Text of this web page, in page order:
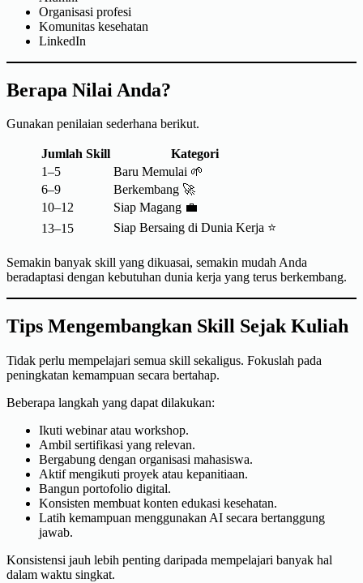
Organisasi profesi
Komunitas kesehatan
LinkedIn
Berapa Nilai Anda?
Gunakan penilaian sederhana berikut.
Jumlah Skill
Kategori
1–5
Baru Memulai 🌱
6–9
Berkembang 🚀
10–12
Siap Magang 💼
13–15
Siap Bersaing di Dunia Kerja ⭐
Semakin banyak skill yang dikuasai, semakin mudah Anda
beradaptasi dengan kebutuhan dunia kerja yang terus berkembang.
Tips Mengembangkan Skill Sejak Kuliah
Tidak perlu mempelajari semua skill sekaligus. Fokuslah pada
peningkatan kemampuan secara bertahap.
Beberapa langkah yang dapat dilakukan:
Ikuti webinar atau workshop.
Ambil sertifikasi yang relevan.
Bergabung dengan organisasi mahasiswa.
Aktif mengikuti proyek atau kepanitiaan.
Bangun portofolio digital.
Konsisten membuat konten edukasi kesehatan.
Latih kemampuan menggunakan AI secara bertanggung
jawab.
Konsistensi jauh lebih penting daripada mempelajari banyak hal
dalam waktu singkat.